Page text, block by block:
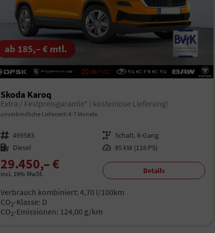
ab 185,– € mtl.
Skoda Karoq
Extra / Festpreisgarantie* | kostenlose Lieferung!
unverbindliche Lieferzeit: 4-7 Monate
Fahrzeugnr. 499583 Getriebe Schalt. 6-Gang
Kraftstoff Diesel Leistung 85 kW (116 PS)
29.450,– €
incl. 19% MwSt. Details
Verbrauch kombiniert:4,70 l/100km
CO2-Klasse: D
CO2-Emissionen: 124,00 g/km